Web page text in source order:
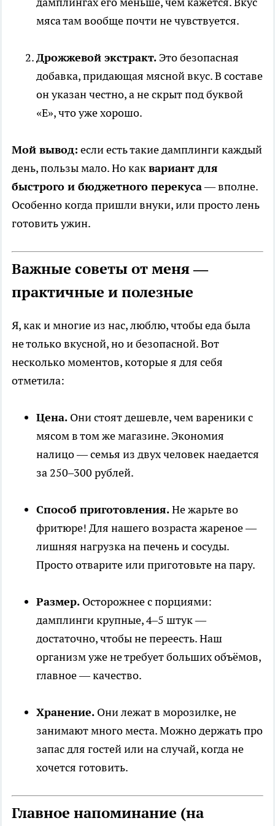
мяса там вообще почти не чувствуется.
Дрожжевой экстракт. Это безопасная
добавка, придающая мясной вкус. В составе
он указан честно, а не скрыт под буквой
«Е», что уже хорошо.
Мой вывод: если есть такие дамплинги каждый
день, пользы мало. Но каквариант для
быстрого и бюджетного перекуса— вполне.
Особенно когда пришли внуки, или просто лень
готовить ужин.
Важные советы от меня —
практичные и полезные
Я, как и многие из нас, люблю, чтобы еда была
не только вкусной, но и безопасной. Вот
несколько моментов, которые я для себя
отметила:
Цена. Они стоят дешевле, чем вареники с
мясом в том же магазине. Экономия
налицо — семья из двух человек наедается
за 250–300 рублей.
Способ приготовления.Не жарьте во
фритюре! Для нашего возраста жареное —
лишняя нагрузка на печень и сосуды.
Просто отварите или приготовьте на пару.
Размер. Осторожнее с порциями:
дамплинги крупные, 4–5 штук —
достаточно, чтобы не переесть. Наш
организм уже не требует больших объёмов,
главное — качество.
Хранение. Они лежат в морозилке, не
занимают много места. Можно держать про
запас для гостей или на случай, когда не
хочется готовить.
Главное напоминание (на